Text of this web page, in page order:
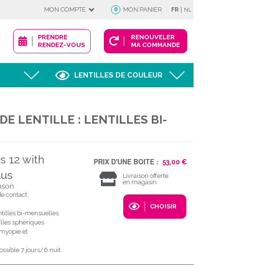
MON COMPTE
Afficher
JE M'IDENTIFIE
CRÉER MON COMPTE
0 MON PANIER FR | NL
PRENDRE
RENDEZ-VOUS
RENOUVELER
MA COMMANDE
LENTILLES DE COULEUR
LENTILLE : LENTILLES BI-
12 with
contact
bi-mensuelles
sphériques
et
7 jours/6 nuit
PRIX D'UNE BOITE : 53,00 €
Livraison offerte
en magasin
CHOISIR